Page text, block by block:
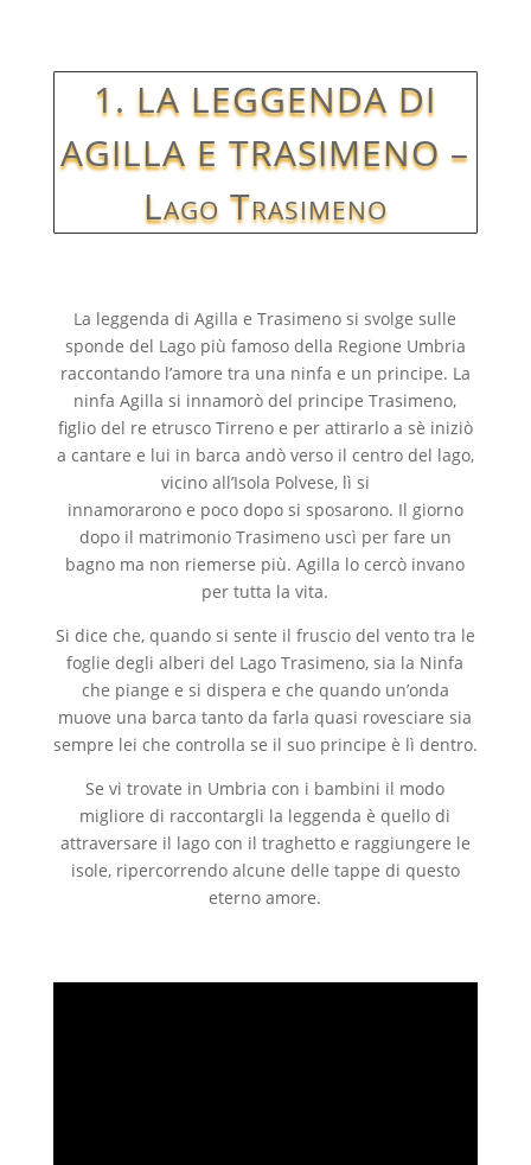
1. LA LEGGENDA DI
AGILLA E TRASIMENO –
Lago Trasimeno
La leggenda di Agilla e Trasimeno si svolge sulle
sponde del Lago più famoso della Regione Umbria
raccontando l’amore tra una ninfa e un principe. La
ninfa Agilla si innamorò del principe Trasimeno,
figlio del re etrusco Tirreno e per attirarlo a sè iniziò
a cantare e lui in barca andò verso il centro del lago,
vicino all’Isola Polvese, lì si
innamorarono e poco dopo si sposarono. Il giorno
dopo il matrimonio Trasimeno uscì per fare un
bagno ma non riemerse più. Agilla lo cercò invano
per tutta la vita.
Si dice che, quando si sente il fruscio del vento tra le
foglie degli alberi del Lago Trasimeno, sia la Ninfa
che piange e si dispera e che quando un’onda
muove una barca tanto da farla quasi rovesciare sia
sempre lei che controlla se il suo principe è lì dentro.
Se vi trovate in Umbria con i bambini il modo
migliore di raccontargli la leggenda è quello di
attraversare il lago con il traghetto e raggiungere le
isole, ripercorrendo alcune delle tappe di questo
eterno amore.